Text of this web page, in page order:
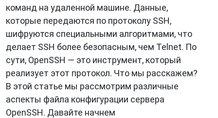
команд на удаленной машине. Данные,
которые передаются по протоколу SSH,
шифруются специальными алгоритмами, что
делает SSH более безопасным, чем Telnet. По
сути, OpenSSH — это инструмент, который
реализует этот протокол. Что мы расскажем?
В этой статье мы рассмотрим различные
аспекты файла конфигурации сервера
OpenSSH. Давайте начнем